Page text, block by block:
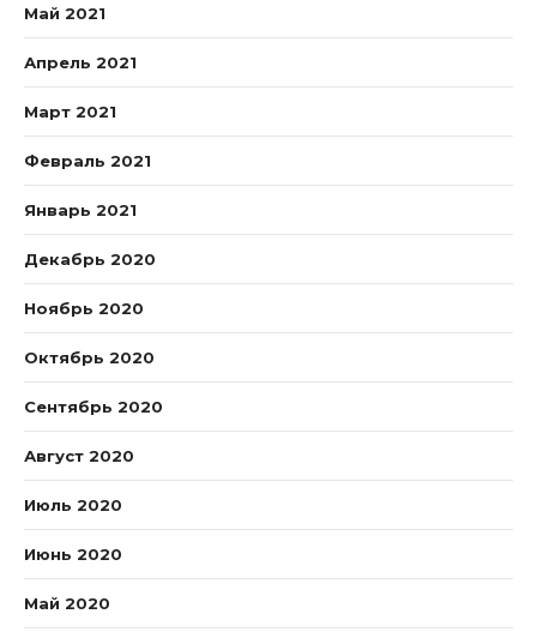
Май 2021
Апрель 2021
Март 2021
Февраль 2021
Январь 2021
Декабрь 2020
Ноябрь 2020
Октябрь 2020
Сентябрь 2020
Август 2020
Июль 2020
Июнь 2020
Май 2020